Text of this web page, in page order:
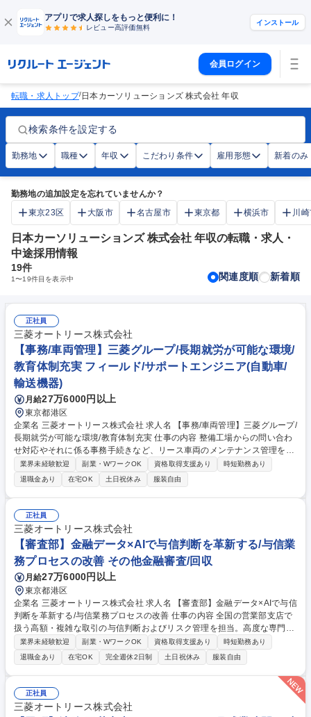
アプリで求人探しをもっと便利に！
レビュー高評価無料
インストール
会員ログイン
転職・求人トップ/日本カーソリューションズ 株式会社 年収
検索条件を設定する
勤務地 職種 年収 こだわり条件 雇用形態 新着のみ
勤務地の追加設定を忘れていませんか？
東京23区
大阪市 名古屋市 東京都 横浜市 川
日本カーソリューションズ 株式会社 年収の転職・求人・
中途採用情報
19件
1〜19件目を表示中 関連度順 新着順
正社員
三菱オートリース株式会社
【事務/車両管理】三菱グループ/長期就労が可能な環境/
教育体制充実 フィールド/サポートエンジニア(自動車/
輸送機器)
月給27万6000円以上
東京都港区
企業名 三菱オートリース株式会社 求人名 【事務/車両管理】三菱グループ/
長期就労が可能な環境/教育体制充実 仕事の内容 整備工場からの問い合わ
せ対応やそれに係る事務手続きなど、リース車両のメンテナンス管理をお
任せします。内勤業務となります。 ＜具体的な内容＞ ・取引先整備工場
などからの請求に対する妥当性の検証や価格交渉 ・高額整備部品の手配
・自社請求システムの運営 ・取引先整備工場やお客様との電話対応および
書類のやり取りなどの事務手続き 募集職種 【事務/車両管理】三菱グルー
プ/長期就労が可能な環境/教育体制充実
業界未経験歓迎 副業・WワークOK 資格取得支援あり
時短勤務あり
退職金あり
在宅OK 土日祝休み 服装自由
正社員
三菱オートリース株式会社
【審査部】金融データ×AIで与信判断を革新する/与信業
務プロセスの改善 その他金融審査/回収
月給27万6000円以上
東京都港区
企業名 三菱オートリース株式会社 求人名 【審査部】金融データ×AIで与信
判断を革新する/与信業務プロセスの改善 仕事の内容 全国の営業部支店で
扱う高額・複雑な取引の与信判断およびリスク管理を担当。高度な専門性
と分析力を発揮し、迅速かつ根拠ある判断で事業拡大と良質な資産の積上
げに貢献していただきます。 ■個別案件の決裁対応および事前相談 ■担当
部支店への臨店指導・勉強会開催 ■個人信用情報の照会・分析・判定 ■生
成AI等を用いた新与信手段・ツールの構築支援 ■審査業務全般の相談窓口
※各員が営業部支店を担当。 募集職種 【審査部】金融データ×AIで与信判
断を革新する/与信業務プロセスの改善
業界未経験歓迎 副業・WワークOK 資格取得支援あり
時短勤務あり
退職金あり
在宅OK 完全週休2日制 土日祝休み 服装自由
正社員
三菱オートリース株式会社